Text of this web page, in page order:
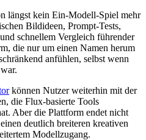
längst kein Ein-Modell-Spiel mehr
Bildideen, Prompt-Tests,
schnellem Vergleich führender
die nur um einen Namen herum
anfühlen, selbst wenn
können Nutzer weiterhin mit der
die Flux-basierte Tools
Aber die Plattform endet nicht
deutlich breiteren kreativen
Modellzugang.